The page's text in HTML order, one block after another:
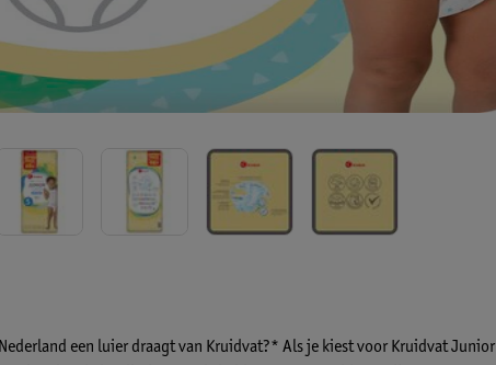
een luier draagt van Kruidvat?* Als je kiest voor Kruidvat Junior